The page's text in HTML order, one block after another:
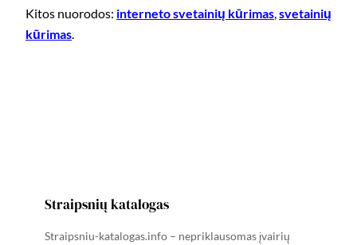
Kitos nuorodos: interneto svetainių kūrimas,svetainių
kūrimas.
Straipsnių katalogas
Straipsniu-katalogas.info – nepriklausomas įvairių